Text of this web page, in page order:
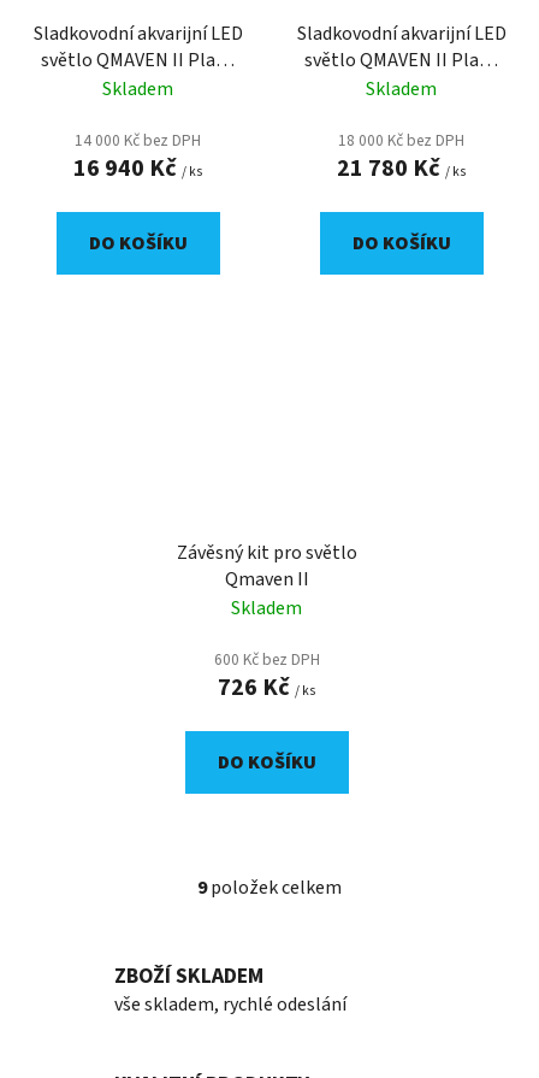
Sladkovodní akvarijní LED
světlo QMAVEN II Plant
160 W
Skladem
14 000 Kč bez DPH
16 940 Kč / ks
DO KOŠÍKU
Sladkovodní akvarijní LED
světlo QMAVEN II Plant
210 W
Skladem
18 000 Kč bez DPH
21 780 Kč / ks
DO KOŠÍKU
Závěsný kit pro světlo
Qmaven II
Skladem
600 Kč bez DPH
726 Kč / ks
DO KOŠÍKU
O
d
9položek celkem
ZBOŽÍ SKLADEM
vše skladem, rychlé odeslání